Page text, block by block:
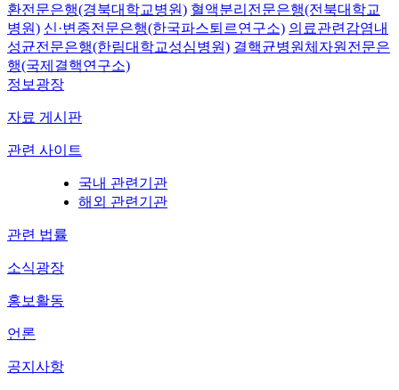
환전문은행(경북대학교병원) 혈액분리전문은행(전북대학교
병원) 신·변종전문은행(한국파스퇴르연구소) 의료관련감염내
성균전문은행(한림대학교성심병원) 결핵균병원체자원전문은
행(국제결핵연구소)
정보광장
자료 게시판
관련 사이트
국내 관련기관
해외 관련기관
관련 법률
소식광장
홍보활동
언론
공지사항